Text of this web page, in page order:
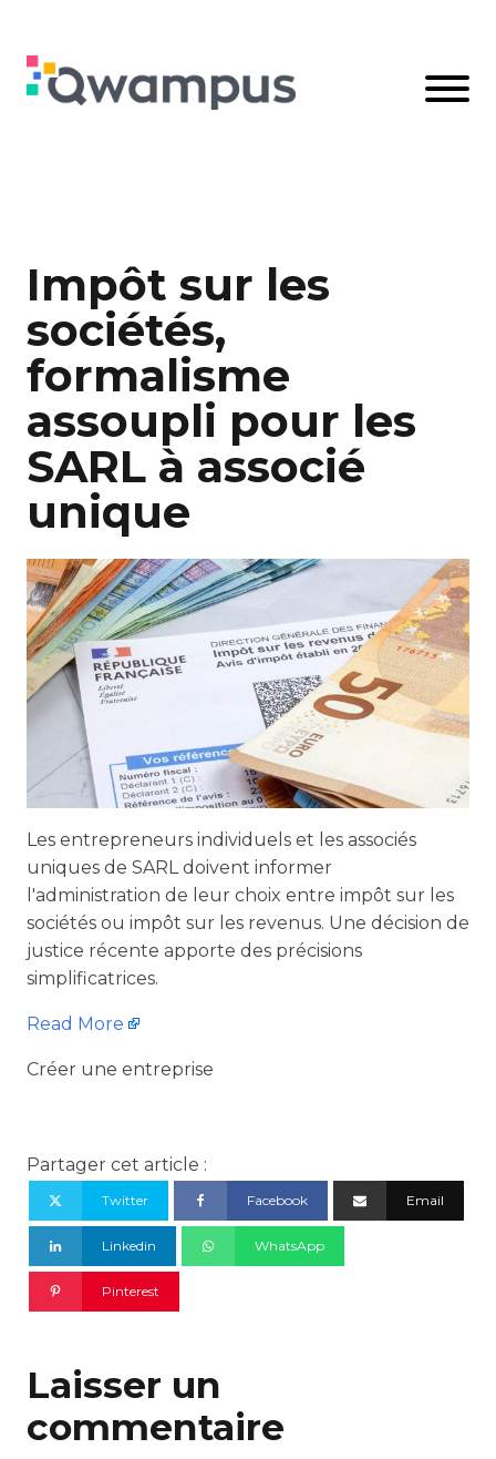
Impôt sur les
sociétés,
formalisme
assoupli pour les
SARL à associé
unique
Les entrepreneurs individuels et les associés
uniques de SARL doivent informer
l'administration de leur choix entre impôt sur les
sociétés ou impôt sur les revenus. Une décision de
justice récente apporte des précisions
simplificatrices.
Read More
Créer une entreprise
Partager cet article :
Twitter Facebook Email
Linkedin WhatsApp
Pinterest
Laisser un
commentaire